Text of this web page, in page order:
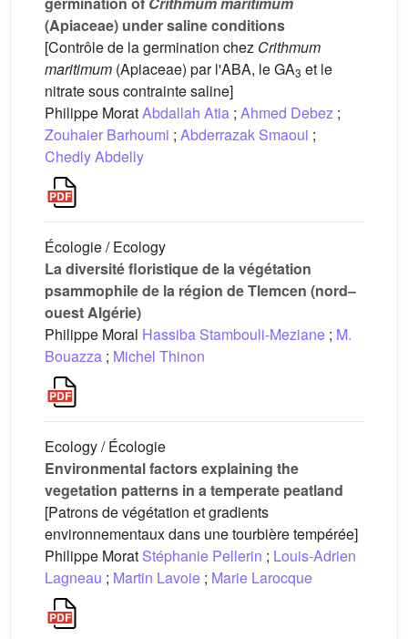
(Apiaceae) under saline conditions
[Contrôle de la germination chez Crithmum
maritimum (Apiaceae) par l'ABA, le GA3 et le
nitrate sous contrainte saline]
Philippe MoratAbdallah Atia ; Ahmed Debez ;
Zouhaier Barhoumi ; Abderrazak Smaoui ;
Chedly Abdelly
Écologie / Ecology
La diversité floristique de la végétation
psammophile de la région de Tlemcen (nord–
ouest Algérie)
Philippe Moral Hassiba Stambouli-Meziane ; M.
Bouazza ; Michel Thinon
Ecology / Écologie
Environmental factors explaining the
vegetation patterns in a temperate peatland
[Patrons de végétation et gradients
environnementaux dans une tourbière tempérée]
Philippe Morat Stéphanie Pellerin ; Louis-Adrien
Lagneau ; Martin Lavoie ; Marie Larocque